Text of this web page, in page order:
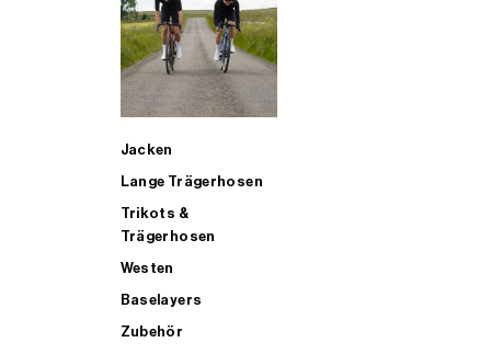
Jacken
Lange Trägerhosen
Trikots &
Trägerhosen
Westen
Baselayers
Zubehör
ALLE TRIATHLONARTIKEL FÜR MÄNNER KAUFEN